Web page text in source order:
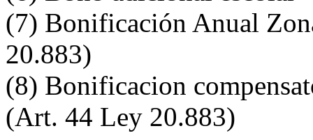
(7) Bonificación Anual
20.883)
(8) Bonificacion
(Art. 44 Ley 20.883)